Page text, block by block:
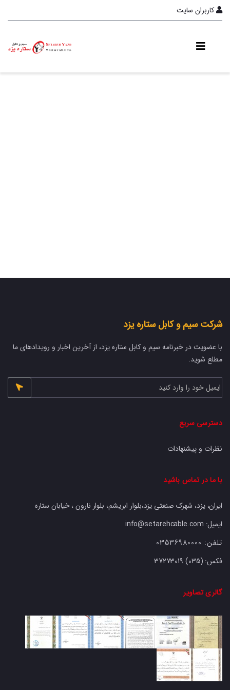
کاربران سایت
شرکت سیم و کابل ستاره یزد
با عضویت در خبرنامه سیم و کابل ستاره یزد، از آخرین اخبار و رویدادهای ما
مطلع شوید.
دسترسی سریع
نظرات و پیشنهادات
با ما در تماس باشید
ایران، یزد، شهرک صنعتی یزد،بلوار ابریشم، بلوار نارون ، خیابان ستاره
ایمیل: info@setarehcable.com
تلفن: 03536980000
فکس: 37273019 (035)
گالری تصاویر